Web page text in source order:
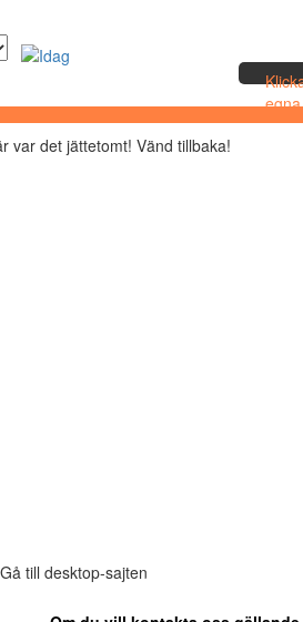
var det jättetomt! Vänd tillbaka!
Gå till desktop-sajten